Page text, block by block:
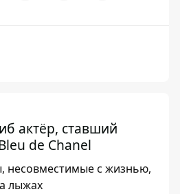
актёр, ставший
de Chanel
несовместимые с жизнью,
лыжах